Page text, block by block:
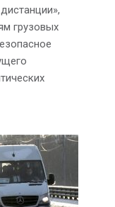
грузовых